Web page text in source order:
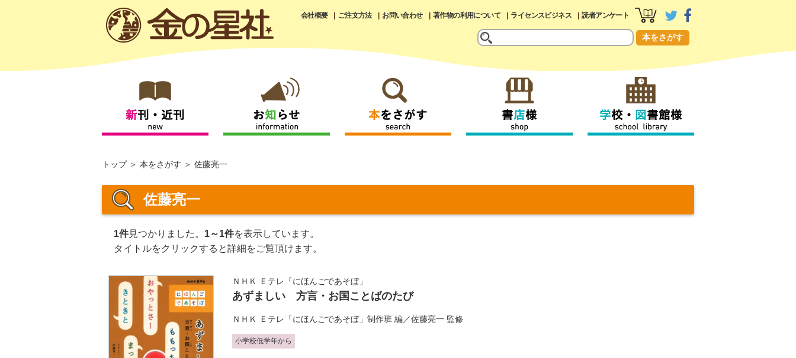
会社概要 ご注文方法 お問い合わせ 著作物の利用について ライセンスビジネス 読者アンケート
本をさがす
トップ 本をさがす 佐藤亮一
佐藤亮一
1件見つかりました。 1～1件を表示しています。
タイトルをクリックすると詳細をご覧頂けます。
ＮＨＫ Ｅテレ「にほんごであそぼ」
あずましい 方言・お国ことばのたび
ＮＨＫ Ｅテレ「にほんごであそぼ」制作班 編／佐藤亮一 監修
小学校低学年から